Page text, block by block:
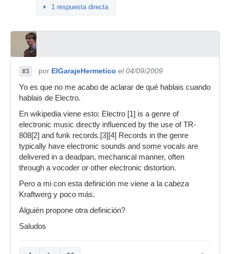
1 respuesta directa
#3 por ElGarajeHermetico el 04/09/2009
Yo es que no me acabo de aclarar de qué hablais cuando
hablais de Electro.
En wikipedia viene esto: Electro [1] is a genre of
electronic music directly influenced by the use of TR-
808[2] and funk records.[3][4] Records in the genre
typically have electronic sounds and some vocals are
delivered in a deadpan, mechanical manner, often
through a vocoder or other electronic distortion.
Pero a mi con esta definición me viene a la cabeza
Kraftwerg y poco más.
Alguién propone otra definición?
Saludos